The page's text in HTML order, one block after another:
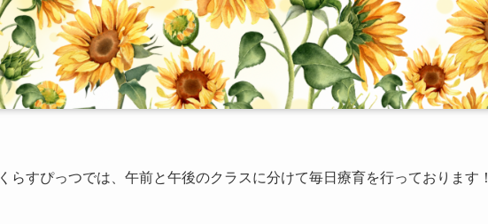
くらすぴっつでは、午前と午後のクラスに分けて毎日療育を行っております！